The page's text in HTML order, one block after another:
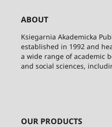
ABOUT
Ksiegarnia Akademicka
established in 1992 and
a wide range of academic
and social sciences,
OUR PRODUCTS